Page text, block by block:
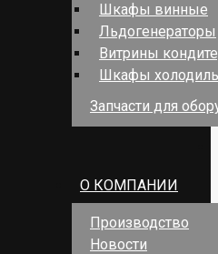
Шкафы винные
Льдогенераторы
Витрины
Шкафы
Запчасти для
О КОМПАНИИ
Производство
Новости